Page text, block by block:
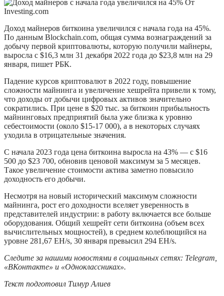
Доход майнеров биткоина увеличился с начала года на 45%.
По данным Blockchain.com, общая сумма вознаграждений за
добычу первой криптовалюты, которую получили майнеры,
выросла с $16,3 млн 31 декабря 2022 года до $23,8 млн на 29
января, пишет РБК.
Падение курсов криптовалют в 2022 году, повышение
сложности майнинга и увеличение хешрейта привели к тому,
что доходы от добычи цифровых активов значительно
сократились. При цене в $20 тыс. за биткоин прибыльность
майнинговых предприятий была уже близка к уровню
себестоимости (около $15-17 000), а в некоторых случаях
уходила в отрицательные значения.
С начала 2023 года цена биткоина выросла на 43% — с $16
500 до $23 700, обновив ценовой максимум за 5 месяцев.
Такое увеличение стоимости актива заметно повысило
доходность его добычи.
Несмотря на новый исторический максимум сложности
майнинга, рост его доходности вселяет уверенность в
представителей индустрии: в работу включается все больше
оборудования. Общий хешрейт сети биткоина (объем всех
вычислительных мощностей), в среднем колеблющийся на
уровне 281,67 EH/s, 30 января превысил 294 EH/s.
Следите за нашими новостями в социальных сетях: Telegram,
«ВКонтакте» и «Одноклассниках».
Текст подготовил Тимур Алиев